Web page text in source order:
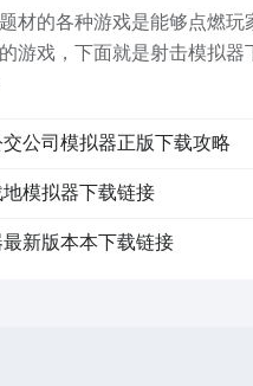
材的各种游戏是能够点燃玩
游戏，下面就是射击模拟器
接，就能够进入到有先进引
公司模拟器正版下载攻略
模拟器下载链接
新版本本下载链接